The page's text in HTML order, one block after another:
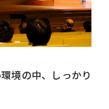
境の中、しっかり